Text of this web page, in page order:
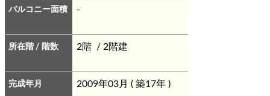
バルコニー面積 -
所在階 / 階数 2階 / 2階建
完成年月 2009年03月 ( 築17年 )